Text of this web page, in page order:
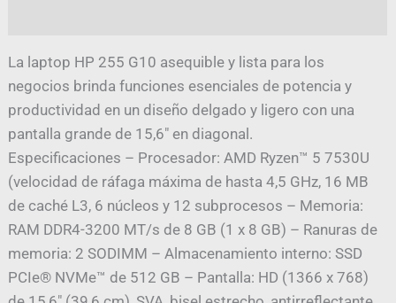
La laptop HP 255 G10 asequible y lista para los
negocios brinda funciones esenciales de potencia y
productividad en un diseño delgado y ligero con una
pantalla grande de 15,6″ en diagonal.
Especificaciones – Procesador: AMD Ryzen™ 5 7530U
(velocidad de ráfaga máxima de hasta 4,5 GHz, 16 MB
de caché L3, 6 núcleos y 12 subprocesos – Memoria:
RAM DDR4-3200 MT/s de 8 GB (1 x 8 GB) – Ranuras de
memoria: 2 SODIMM – Almacenamiento interno: SSD
PCIe® NVMe™ de 512 GB – Pantalla: HD (1366 x 768)